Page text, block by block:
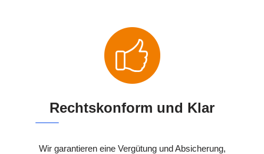
Rechtskonform und Klar
Wir garantieren eine Vergütung und Absicherung,